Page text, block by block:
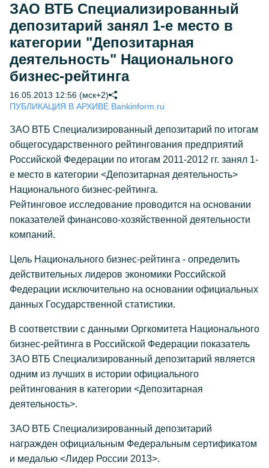
ЗАО ВТБ Специализированный
депозитарий занял 1-е место в
категории "Депозитарная
деятельность" Национального
бизнес-рейтинга
16.05.2013 12:56 (мск+2)
ПУБЛИКАЦИЯ В АРХИВЕ Bankinform.ru
ЗАО ВТБ Специализированный депозитарий по итогам
общегосударственного рейтингования предприятий
Российской Федерации по итогам 2011-2012 гг. занял 1-
е место в категории <Депозитарная деятельность>
Национального бизнес-рейтинга.
Рейтинговое исследование проводится на основании
показателей финансово-хозяйственной деятельности
компаний.
Цель Национального бизнес-рейтинга - определить
действительных лидеров экономики Российской
Федерации исключительно на основании официальных
данных Государственной статистики.
В соответствии с данными Оргкомитета Национального
бизнес-рейтинга в Российской Федерации показатель
ЗАО ВТБ Специализированный депозитарий является
одним из лучших в истории официального
рейтингования в категории <Депозитарная
деятельность>.
ЗАО ВТБ Специализированный депозитарий
награжден официальным Федеральным сертификатом
и медалью <Лидер России 2013>.